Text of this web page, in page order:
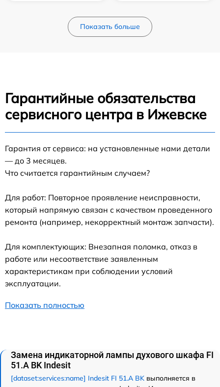
Показать больше
Гарантийные обязательства
сервисного центра в Ижевске
Гарантия от сервиса: на установленные нами детали
— до 3 месяцев.
Что считается гарантийным случаем?
Для работ: Повторное проявление неисправности,
который напрямую связан с качеством проведенного
ремонта (например, некорректный монтаж запчасти).
Для комплектующих: Внезапная поломка, отказ в
работе или несоответствие заявленным
характеристикам при соблюдении условий
эксплуатации.
Показать полностью
Замена индикаторной лампы духового шкафа FI
51.A BK Indesit
[dataset:services:name] Indesit FI 51.A BK выполняется в